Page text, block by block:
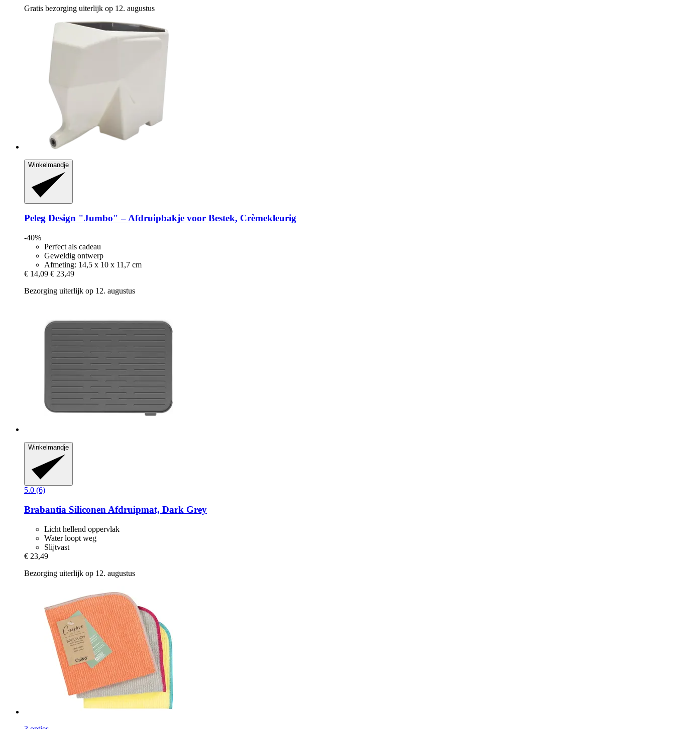
Gratis bezorging uiterlijk op 12. augustus
Winkelmandje
Peleg Design "Jumbo" – Afdruipbakje voor Bestek, Crèmekleurig
-40%
Perfect als cadeau
Geweldig ontwerp
Afmeting: 14,5 x 10 x 11,7 cm
€ 14,09 € 23,49
Bezorging uiterlijk op 12. augustus
Winkelmandje
5.0 (6)
Brabantia Siliconen Afdruipmat, Dark Grey
Licht hellend oppervlak
Water loopt weg
Slijtvast
€ 23,49
Bezorging uiterlijk op 12. augustus